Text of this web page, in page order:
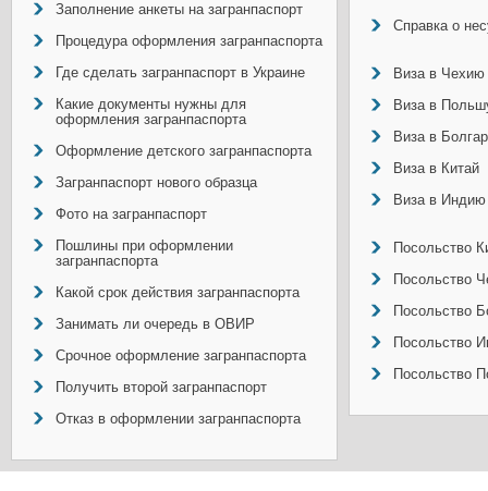
Заполнение анкеты на загранпаспорт
Процедура оформления загранпаспорта
Где сделать загранпаспорт в Украине
Какие документы нужны для
оформления загранпаспорта
Оформление детского загранпаспорта
Загранпаспорт нового образца
Фото на загранпаспорт
Пошлины при оформлении
загранпаспорта
Какой срок действия загранпаспорта
Занимать ли очередь в ОВИР
Срочное оформление загранпаспорта
Получить второй загранпаспорт
Отказ в оформлении загранпаспорта
Справка о
Виза в Чехию
Виза в
Виза в
Виза в Китай
Виза в Индию
Посольство
Посольство
Посольство
Посольство
Посольство